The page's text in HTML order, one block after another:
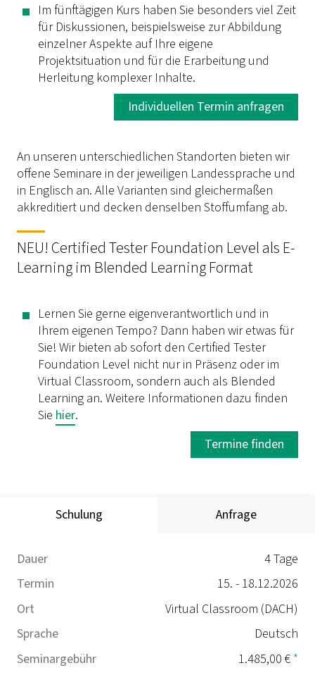
Schulung Anfrage
Dauer
4 Tage
Termin
15. - 18.12.2026
Ort
Virtual Classroom (DACH)
Sprache
Deutsch
Seminargebühr
1.485,00 € *
Im fünftägigen Kurs haben Sie besonders viel Zeit
für Diskussionen, beispielsweise zur Abbildung
einzelner Aspekte auf Ihre eigene
Projektsituation und für die Erarbeitung und
Herleitung komplexer Inhalte.
Individuellen Termin anfragen
An unseren unterschiedlichen Standorten bieten wir
offene Seminare in der jeweiligen Landessprache und
in Englisch an. Alle Varianten sind gleichermaßen
akkreditiert und decken denselben Stoffumfang ab.
NEU! Certified Tester Foundation Level als E-
Learning im Blended Learning Format
Lernen Sie gerne eigenverantwortlich und in
Ihrem eigenen Tempo? Dann haben wir etwas für
Sie! Wir bieten ab sofort den Certified Tester
Foundation Level nicht nur in Präsenz oder im
Virtual Classroom, sondern auch als Blended
Learning an. Weitere Informationen dazu finden
Sie hier.
Termine finden